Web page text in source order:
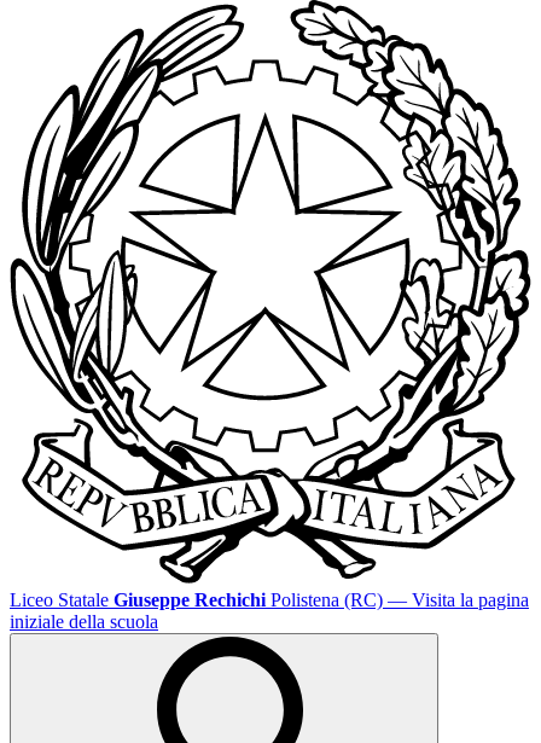
Liceo Statale Giuseppe Rechichi Polistena (RC) — Visita la pagina
iniziale della scuola